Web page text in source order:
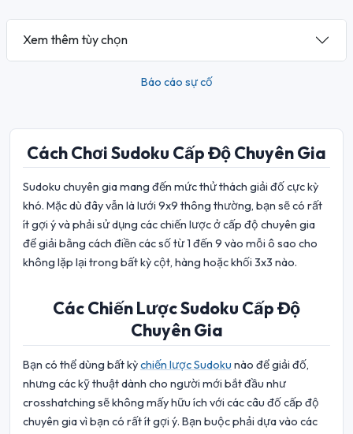
Xem thêm tùy chọn
Báo cáo sự cố
Cách Chơi Sudoku Cấp Độ Chuyên Gia
Sudoku chuyên gia mang đến mức thử thách giải đố cực kỳ
khó. Mặc dù đây vẫn là lưới 9x9 thông thường, bạn sẽ có rất
ít gợi ý và phải sử dụng các chiến lược ở cấp độ chuyên gia
để giải bằng cách điền các số từ 1 đến 9 vào mỗi ô sao cho
không lặp lại trong bất kỳ cột, hàng hoặc khối 3x3 nào.
Các Chiến Lược Sudoku Cấp Độ
Chuyên Gia
Bạn có thể dùng bất kỳchiến lược Sudoku nào để giải đố,
nhưng các kỹ thuật dành cho người mới bắt đầu như
crosshatching sẽ không mấy hữu ích với các câu đố cấp độ
chuyên gia vì bạn có rất ít gợi ý. Bạn buộc phải dựa vào các